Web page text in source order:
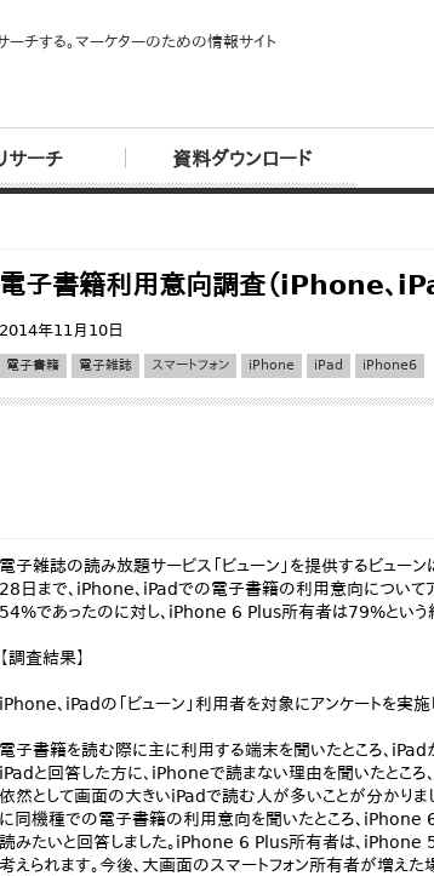
ーチする。マーケターのための情報サイト
サーチ 資料ダウンロード
電子書籍利用意向調査（iPhone、
2014年11月10日
電子書籍 電子雑誌 スマートフォン iPhone iPad iPhone6
電子雑誌の読み放題サービス「ビューン」を提供するビュー
28日まで、iPhone、iPadでの電子書籍の利用意向につい
54%であったのに対し、iPhone 6 Plus所有者は79%という
【調査結果】
iPhone、iPadの「ビューン」利用者を対象にアンケートを実施
電子書籍を読む際に主に利用する端末を聞いたところ、
iPadと回答した方に、iPhoneで読まない理由を聞いたところ
依然として画面の大きいiPadで読む人が多いことが分かり
に同機種での電子書籍の利用意向を聞いたところ、
読みたいと回答しました。iPhone 6 Plus所有者は、iPhone
考えられます。今後、大画面のスマートフォン所有者が増え